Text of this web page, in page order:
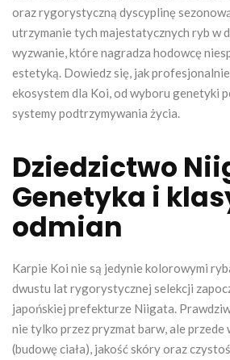
oraz rygorystyczną dyscyplinę
utrzymanie tych majestatycznych ryb w
wyzwanie, które nagradza hodowcę
estetyką. Dowiedz się, jak
ekosystem dla Koi, od wyboru genetyki
systemy podtrzymywania życia.
Dziedzictwo
Genetyka i
odmian
Karpie Koi nie są jedynie kolorowymi
dwustu lat rygorystycznej selekcji
japońskiej prefekturze Niigata.
nie tylko przez pryzmat barw, ale przede
(budowę ciała), jakość skóry oraz